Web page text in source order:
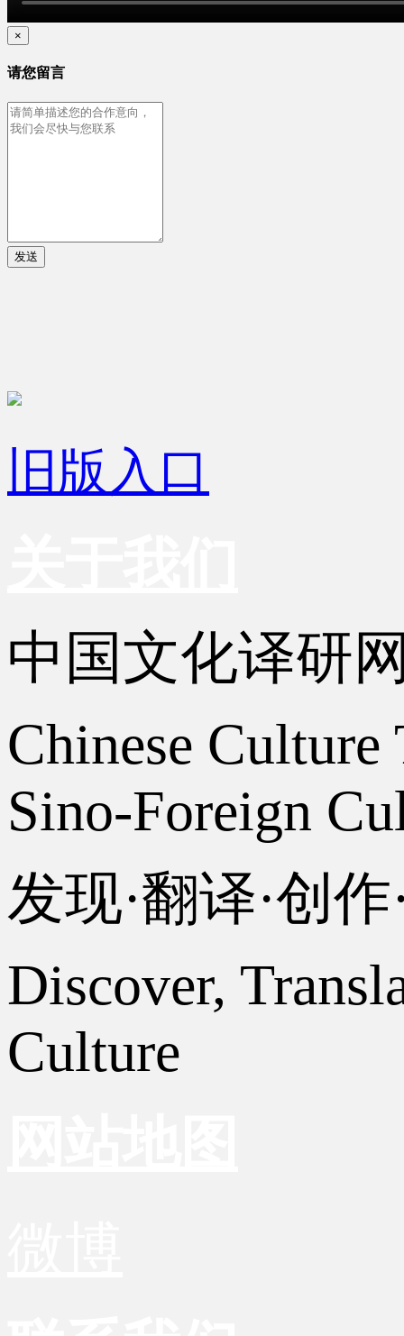
×
请您留言
发送
旧版入口
中国文化译研
Chinese
Sino-Foreign
发现·翻译·创
Discover,
Culture